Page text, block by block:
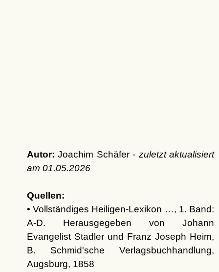
Autor: Joachim Schäfer - zuletzt aktualisiert
am 01.05.2026
Quellen:
• Vollständiges Heiligen-Lexikon …, 1. Band:
A-D. Herausgegeben von Johann
Evangelist Stadler und Franz Joseph Heim,
B. Schmid'sche Verlagsbuchhandlung,
Augsburg, 1858